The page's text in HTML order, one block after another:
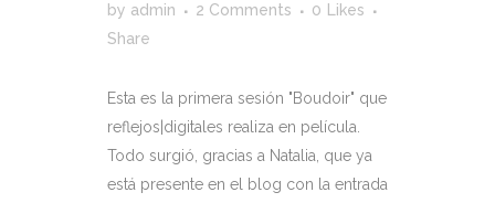
by admin 2 Comments 0 Likes
Share
Esta es la primera sesión "Boudoir" que
reflejos|digitales realiza en película.
Todo surgió, gracias a Natalia, que ya
está presente en el blog con la entrada